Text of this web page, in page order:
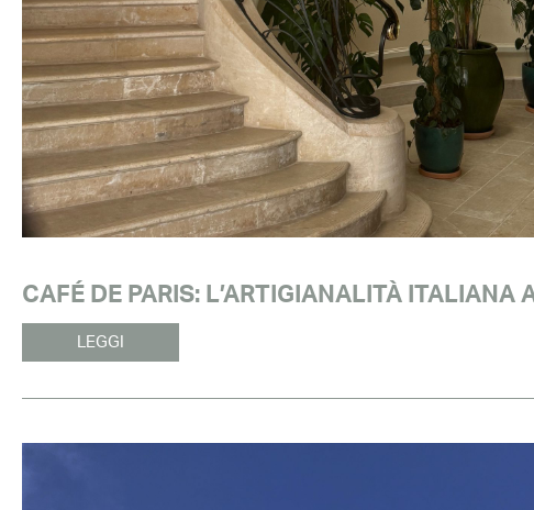
CAFÉ DE PARIS: L’ARTIGIANALITÀ ITALIANA
LEGGI